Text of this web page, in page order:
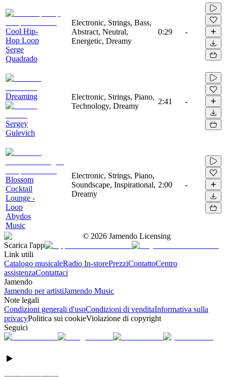
Cool Hip-
Hop Loop
Serge
Quadrado
Electronic, Strings, Bass,
Abstract, Neutral,
Energetic, Dreamy
0:29 -
Dreaming
Sergey
Gulevich
Electronic, Strings, Piano,
Technology, Dreamy
2:41 -
Blossom
Cocktail
Lounge -
Loop
Abydos
Music
Electronic, Strings, Piano,
Soundscape, Inspirational,
Dreamy
2:00 -
© 2026 Jamendo Licensing
Scarica l'app
Link utili
Catalogo musicaleRadio In-storePrezziContattoCentro
assistenzaContattaci
Jamendo
Jamendo per artistiJamendo Music
Note legali
Condizioni generali d'usoCondizioni di venditaInformativa sulla
privacyPolitica sui cookieViolazione di copyright
Seguici